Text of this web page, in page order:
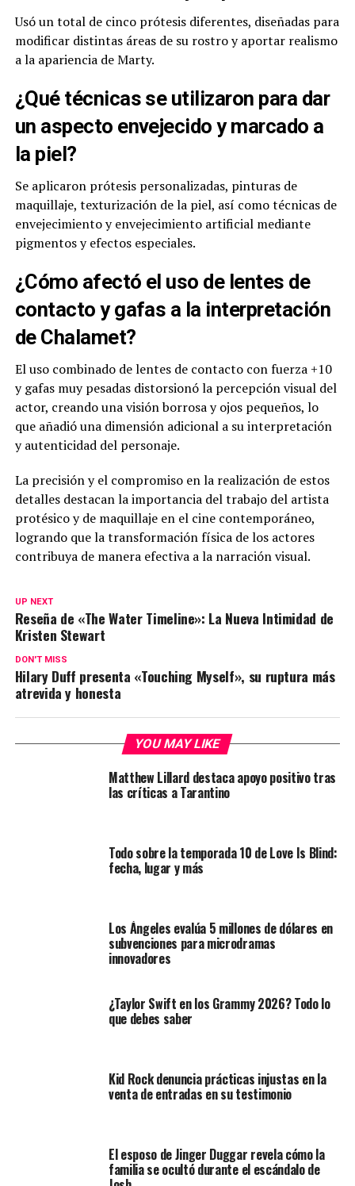
Usó un total de cinco prótesis diferentes, diseñadas para
modificar distintas áreas de su rostro y aportar realismo
a la apariencia de Marty.
¿Qué técnicas se utilizaron para dar
un aspecto envejecido y marcado a
la piel?
Se aplicaron prótesis personalizadas, pinturas de
maquillaje, texturización de la piel, así como técnicas de
envejecimiento y envejecimiento artificial mediante
pigmentos y efectos especiales.
¿Cómo afectó el uso de lentes de
contacto y gafas a la interpretación
de Chalamet?
El uso combinado de lentes de contacto con fuerza +10
y gafas muy pesadas distorsionó la percepción visual del
actor, creando una visión borrosa y ojos pequeños, lo
que añadió una dimensión adicional a su interpretación
y autenticidad del personaje.
La precisión y el compromiso en la realización de estos
detalles destacan la importancia del trabajo del artista
protésico y de maquillaje en el cine contemporáneo,
logrando que la transformación física de los actores
contribuya de manera efectiva a la narración visual.
UP NEXT
Reseña de «The Water Timeline»: La Nueva Intimidad de
Kristen Stewart
DON'T MISS
Hilary Duff presenta «Touching Myself», su ruptura más
atrevida y honesta
YOU MAY LIKE
Matthew Lillard destaca apoyo positivo tras
las críticas a Tarantino
Todo sobre la temporada 10 de Love Is Blind:
fecha, lugar y más
Los Ángeles evalúa 5 millones de dólares en
subvenciones para microdramas
innovadores
¿Taylor Swift en los Grammy 2026? Todo lo
que debes saber
Kid Rock denuncia prácticas injustas en la
venta de entradas en su testimonio
El esposo de Jinger Duggar revela cómo la
familia se ocultó durante el escándalo de